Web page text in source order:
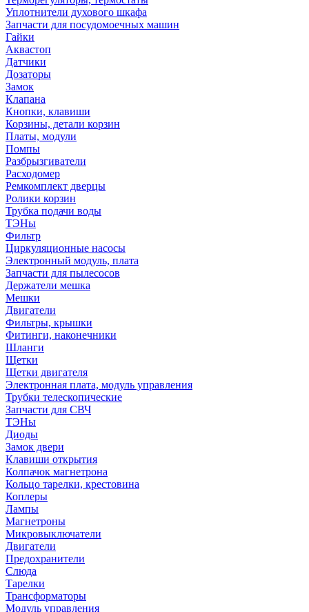
Уплотнители духового шкафа
Запчасти для посудомоечных машин
Гайки
Аквастоп
Датчики
Дозаторы
Замок
Клапана
Кнопки, клавиши
Корзины, детали корзин
Платы, модули
Помпы
Разбрызгиватели
Расходомер
Ремкомплект дверцы
Ролики корзин
Трубка подачи воды
ТЭНы
Фильтр
Циркуляционные насосы
Электронный модуль, плата
Запчасти для пылесосов
Держатели мешка
Мешки
Двигатели
Фильтры, крышки
Фитинги, наконечники
Шланги
Щетки
Щетки двигателя
Электронная плата, модуль управления
Трубки телескопические
Запчасти для СВЧ
ТЭНы
Диоды
Замок двери
Клавиши открытия
Колпачок магнетрона
Кольцо тарелки, крестовина
Коплеры
Лампы
Магнетроны
Микровыключатели
Двигатели
Предохранители
Слюда
Тарелки
Трансформаторы
Модуль управления